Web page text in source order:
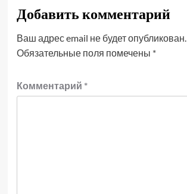
Добавить комментарий
Ваш адрес email не будет опубликован.
Обязательные поля помечены *
Комментарий *